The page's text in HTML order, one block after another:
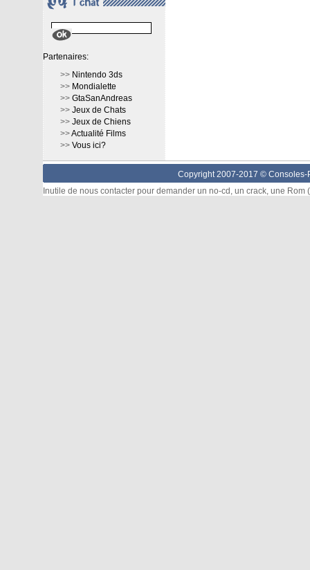
Partenaires:
>> Nintendo 3ds
>> Mondialette
>> GtaSanAndreas
>> Jeux de Chats
>> Jeux de Chiens
>>Actualité Films
>> Vous ici?
Copyright 2007-2017 © Consoles-
Inutile de nous contacter pour demander un no-cd, un crack, une